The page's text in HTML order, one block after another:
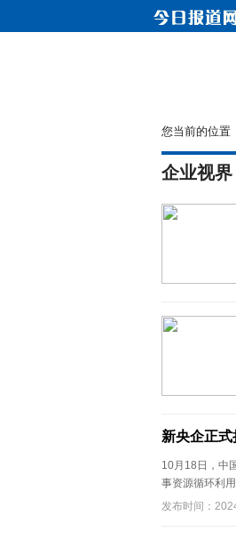
您当前的位置
企业视界
新央企正式
10月18日，中
事资源循环利
发布时间：